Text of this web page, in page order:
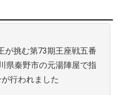
が挑む第73期王座戦五番
県秦野市の元湯陣屋で指
行われました